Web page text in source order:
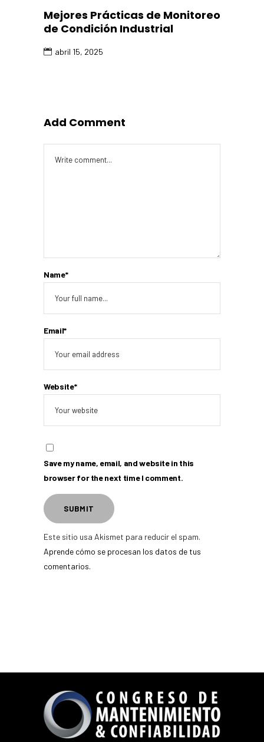
Mejores Prácticas de Monitoreo
de Condición Industrial
abril 15, 2025
Add Comment
Name*
Email*
Website*
Save my name, email, and website in this
browser for the next time I comment.
Este sitio usa Akismet para reducir el spam.
Aprende cómo se procesan los datos de tus
comentarios.